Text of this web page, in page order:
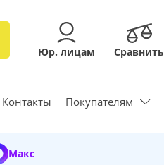
Юр. лицам Сравнить
Контакты Покупателям
Макс